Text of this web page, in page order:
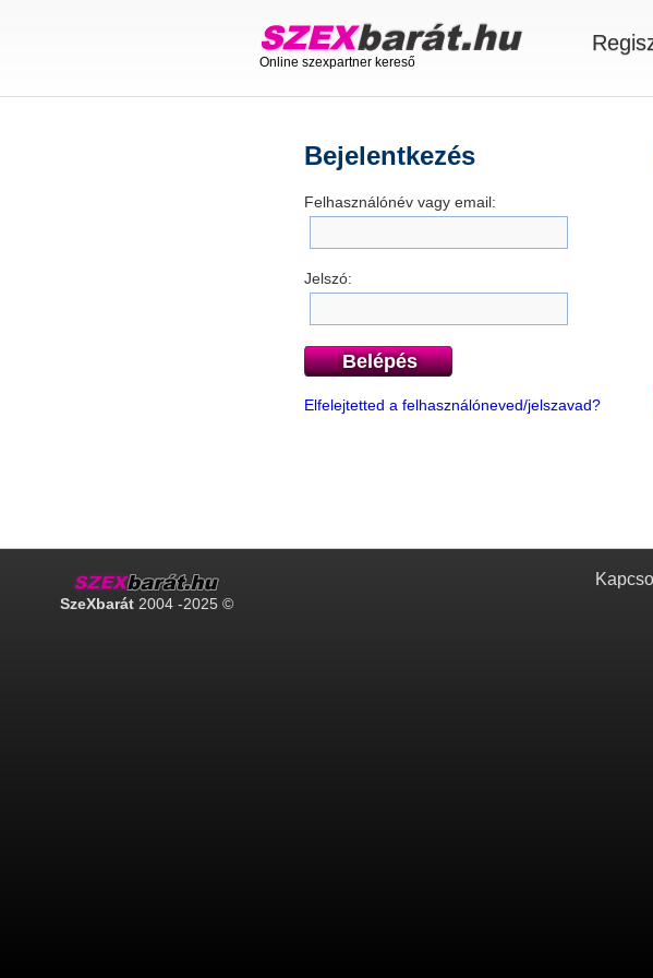
Online szexpartner kereső
Bejelentkezés
Felhasználónév vagy email:
Jelszó:
Belépés
Elfelejtetted a felhasználóneved/jelszavad?
SzeXbarát 2004 -2025 ©